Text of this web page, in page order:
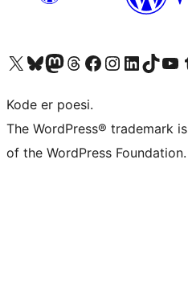
Besøk vår konto på X Visit our Bluesky account
Besøk vår Mastodon-konto
Visit our Threads account
Besøk vår Facebook-sideBesøk vår Instagram-konto
Besøk vår LinkedIn-konto
Visit our TikTok
Visit our
Kode er poesi.
The WordPress® trademark
of the WordPress Foundation.